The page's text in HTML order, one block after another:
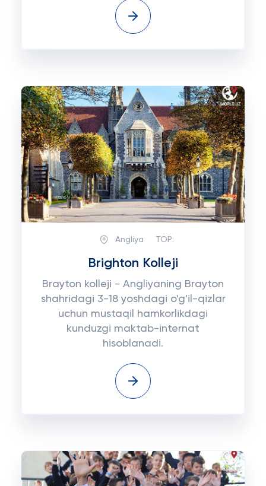
Angliya TOP:
Brighton Kolleji
Brayton kolleji - Angliyaning Brayton
shahridagi 3-18 yoshdagi o'g'il-qizlar
uchun mustaqil hamkorlikdagi
kunduzgi maktab-internat
hisoblanadi.